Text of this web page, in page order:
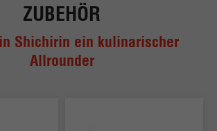
ZUBEHÖR
Shichirin ein kulinarischer
Allrounder